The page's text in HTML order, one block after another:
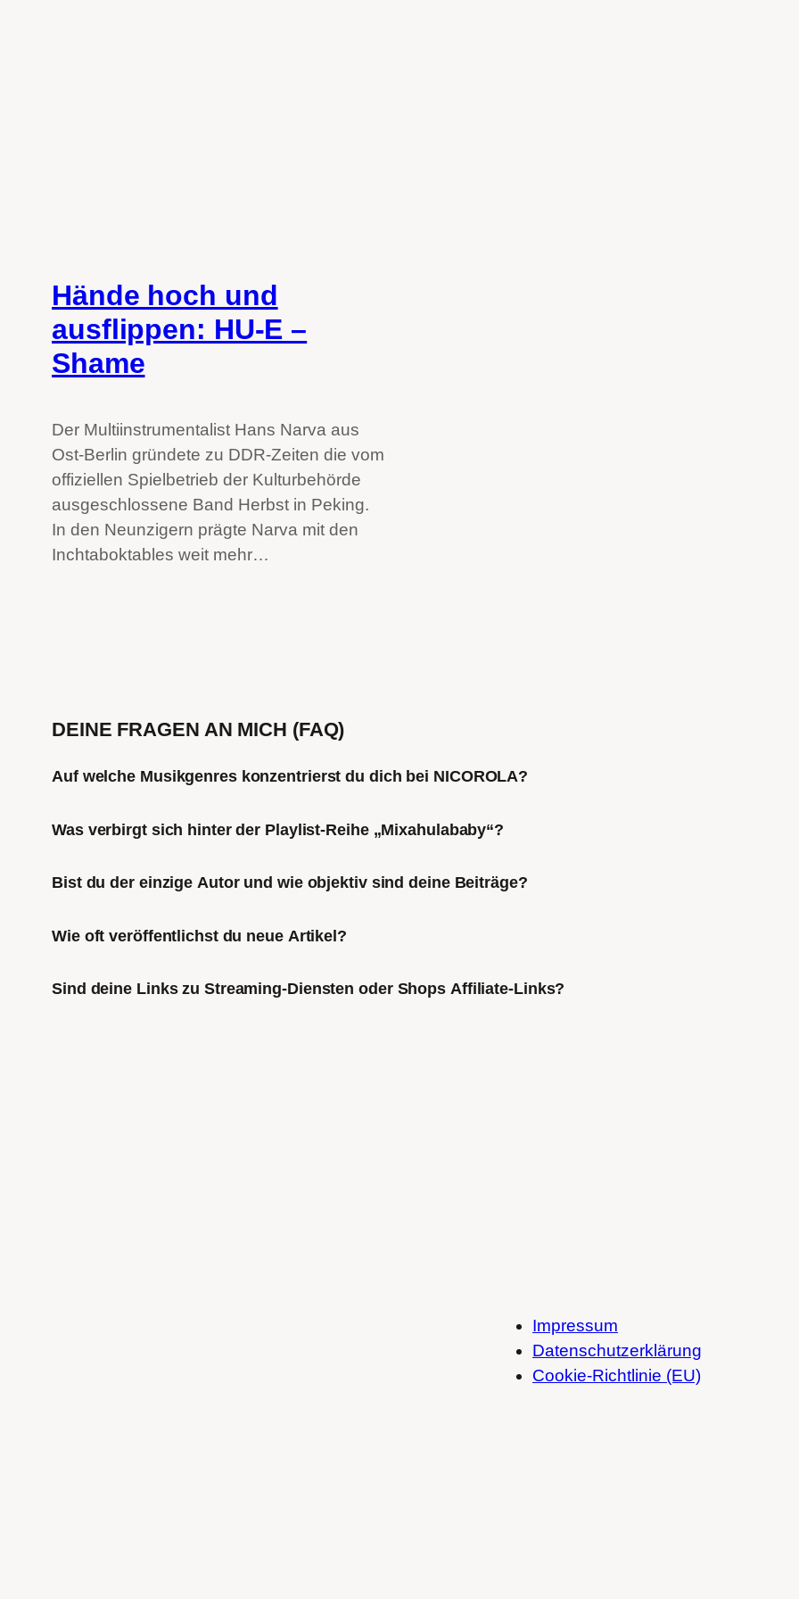
Hände hoch und
ausflippen: HU-E –
Shame
Der Multiinstrumentalist Hans Narva aus
Ost-Berlin gründete zu DDR-Zeiten die vom
offiziellen Spielbetrieb der Kulturbehörde
ausgeschlossene Band Herbst in Peking.
In den Neunzigern prägte Narva mit den
Inchtaboktables weit mehr…
DEINE FRAGEN AN MICH (FAQ)
Auf welche Musikgenres konzentrierst du dich bei NICOROLA?
Was verbirgt sich hinter der Playlist-Reihe „Mixahulababy“?
Bist du der einzige Autor und wie objektiv sind deine Beiträge?
Wie oft veröffentlichst du neue Artikel?
Sind deine Links zu Streaming-Diensten oder Shops Affiliate-Links?
Impressum
Datenschutzerklärung
Cookie-Richtlinie (EU)